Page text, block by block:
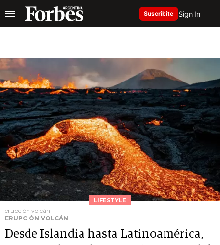
Suscribite Sign In
LIFESTYLE
erupción volcán
ERUPCIÓN VOLCÁN
Desde Islandia hasta Latinoamérica,